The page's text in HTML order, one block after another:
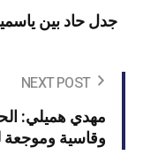
جدل حاد بين
NEXT POST
مهدي هميلي:
وقاسية وموجعة